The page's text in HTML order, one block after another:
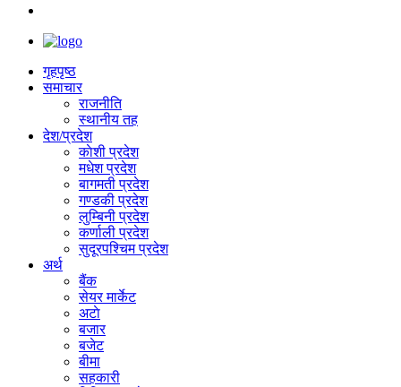
गृहपृष्‍ठ
समाचार
राजनीति
स्थानीय तह
देश/प्रदेश
काेशी प्रदेश
मधेश प्रदेश
बागमती प्रदेश
गण्डकी प्रदेश
लुम्बिनी प्रदेश
कर्णाली प्रदेश
सुदूरपश्चिम प्रदेश
अर्थ
बैंक
सेयर मार्केट
अटाे
बजार
बजेट
बीमा
सहकारी